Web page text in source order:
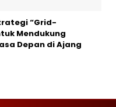
“Grid-
Mendukung
Depan di Ajang